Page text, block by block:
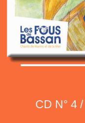
CD N° 4